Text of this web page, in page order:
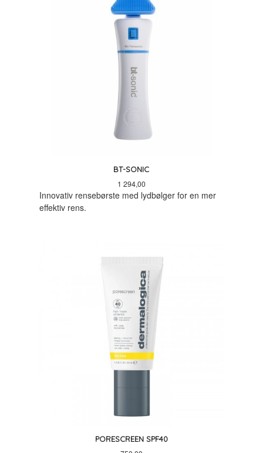
BT-SONIC
Pris
1 294,00
Innovativ rensebørste med lydbølger for en mer
effektiv rens.
PORESCREEN SPF40